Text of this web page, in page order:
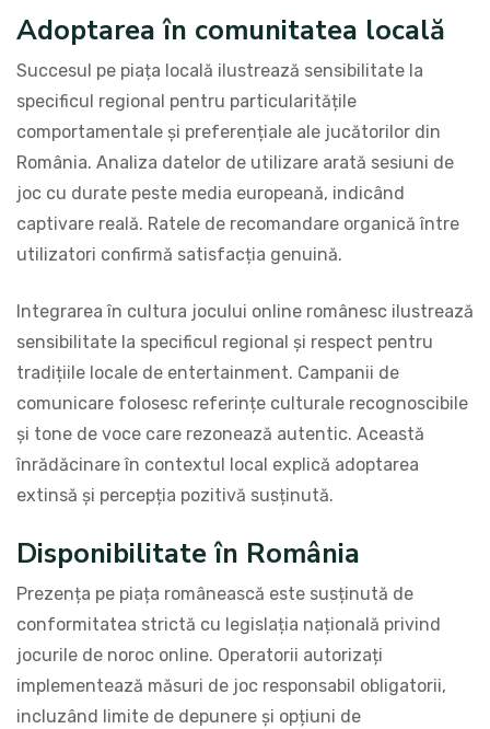
Adoptarea în comunitatea locală
Succesul pe piața locală ilustrează sensibilitate la
specificul regional pentru particularitățile
comportamentale și preferențiale ale jucătorilor din
România. Analiza datelor de utilizare arată sesiuni de
joc cu durate peste media europeană, indicând
captivare reală. Ratele de recomandare organică între
utilizatori confirmă satisfacția genuină.
Integrarea în cultura jocului online românesc ilustrează
sensibilitate la specificul regional și respect pentru
tradițiile locale de entertainment. Campanii de
comunicare folosesc referințe culturale recognoscibile
și tone de voce care rezonează autentic. Această
înrădăcinare în contextul local explică adoptarea
extinsă și percepția pozitivă susținută.
Disponibilitate în România
Prezența pe piața românească este susținută de
conformitatea strictă cu legislația națională privind
jocurile de noroc online. Operatorii autorizați
implementează măsuri de joc responsabil obligatorii,
incluzând limite de depunere și opțiuni de